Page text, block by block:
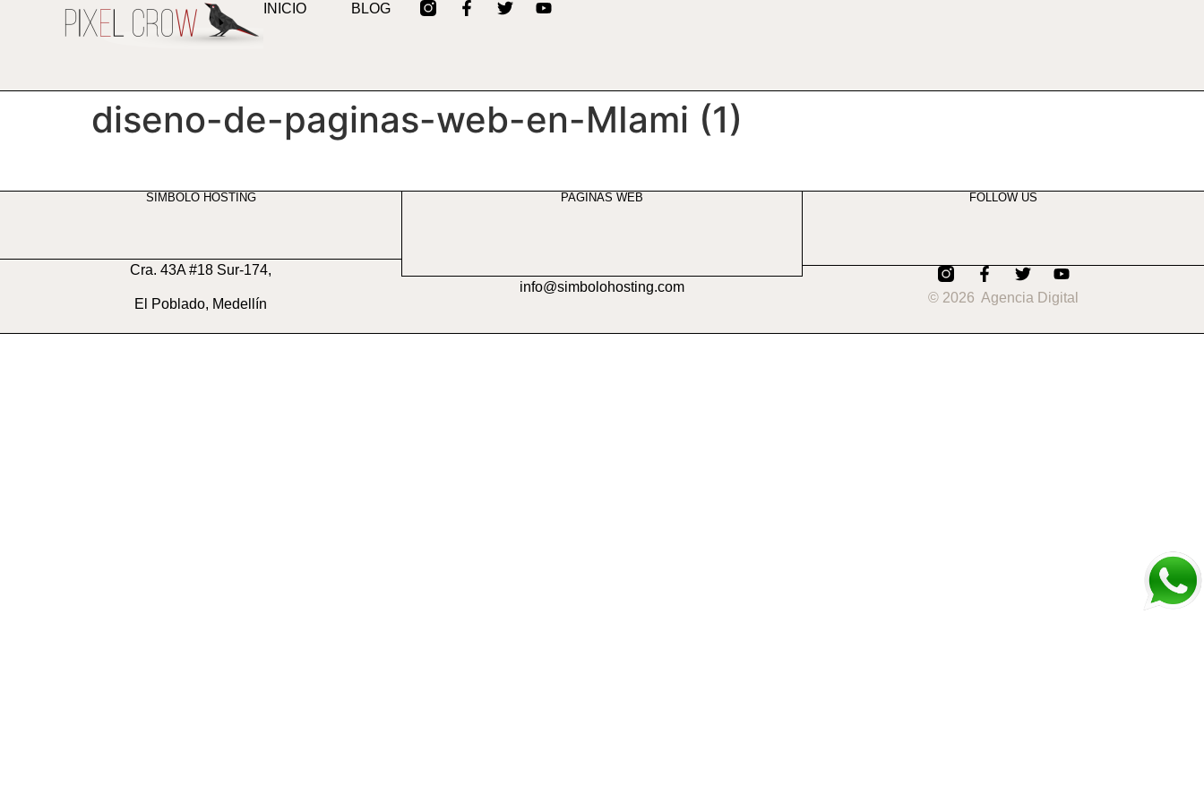
contenido INICIO BLOG
diseno-de-paginas-web-en-MIami (1)
SIMBOLO HOSTING
Cra. 43A #18 Sur-174,
El Poblado, Medellín
PAGINAS WEB
info@simbolohosting.com
FOLLOW US
© 2026 Agencia Digital